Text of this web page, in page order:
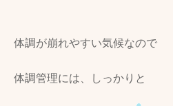
体調が崩れやすい気候なので
体調管理には、しっかりと